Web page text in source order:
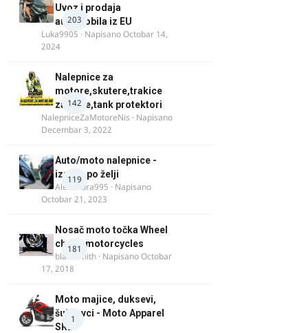
203
Uvoz i prodaja
automobila iz EU
Luka9905 · NapisanoOctobar 14,
2024
142
Nalepnice za
motore,skutere,trakice
za felne,tank protektori
NalepniceZaMotoreNis · Napisano
Decembar 3, 2022
119
Auto/moto nalepnice -
izrada po želji
Alexandra995 · Napisano
Octobar 21, 2023
181
Nosač moto točka Wheel
chock motorcycles
blacksmith · NapisanoOctobar
17, 2018
1
Moto majice, duksevi,
šuškavci - Moto Apparel
SRB